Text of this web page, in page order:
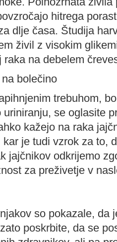
hitrega
dlje časa. Študija
živil z visokim
raka na debelem
bolečino
trebuhom,
uriniranju, se oglasite
kažejo na raka
je tudi vzrok za to,
jajčnikov odkrijemo
za preživetje v
so pokazale, da
poskrbite, da se